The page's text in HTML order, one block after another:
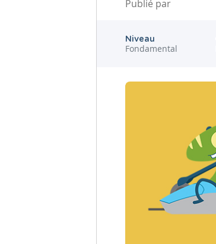
Publié par
Niveau
Fondamental